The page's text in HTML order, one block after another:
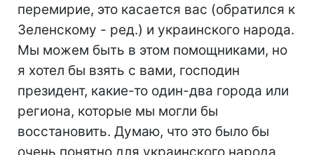
перемирие, это касается вас (обратился к
Зеленскому - ред.) и украинского народа.
Мы можем быть в этом помощниками, но
я хотел бы взять с вами, господин
президент, какие-то один-два города или
региона, которые мы могли бы
восстановить. Думаю, что это было бы
очень понятно для украинского народа,